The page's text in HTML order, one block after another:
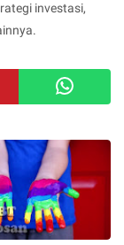
investasi,